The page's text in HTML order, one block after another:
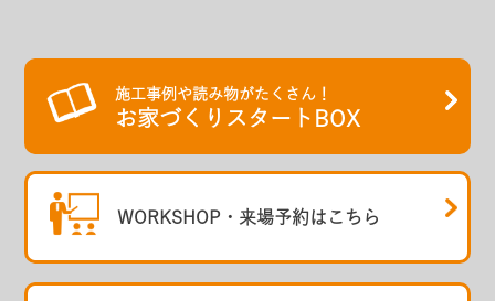
施工事例や読み物がたくさん！
お家づくりスタートBOX
WORKSHOP・ 来場予約はこちら